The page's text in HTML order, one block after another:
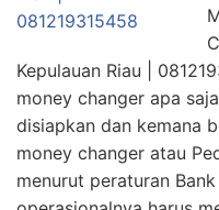
Kepulauan Riau |
money changer apa
disiapkan dan kemana
money changer atau
menurut peraturan